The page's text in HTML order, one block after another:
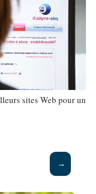
sites Web pour un